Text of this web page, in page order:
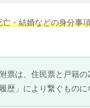
・結婚などの身分事
票は、住民票と戸籍
履歴」により繋ぐものに